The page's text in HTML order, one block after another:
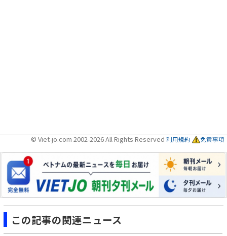
© Viet-jo.com 2002-2026 All Rights Reserved 利用規約 免責事項
この記事の関連ニュース